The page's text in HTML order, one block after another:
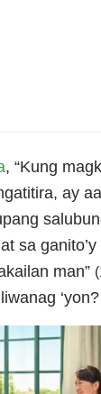
, “Kung
ay
sa ganito’y
man”
‘yon?